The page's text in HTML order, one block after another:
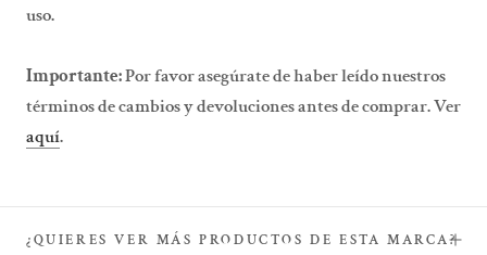
uso.
Importante:Por favor asegúrate de haber leído nuestros
términos de cambios y devoluciones antes de comprar. Ver
aquí.
¿QUIERES VER MÁS PRODUCTOS DE ESTA MARCA?